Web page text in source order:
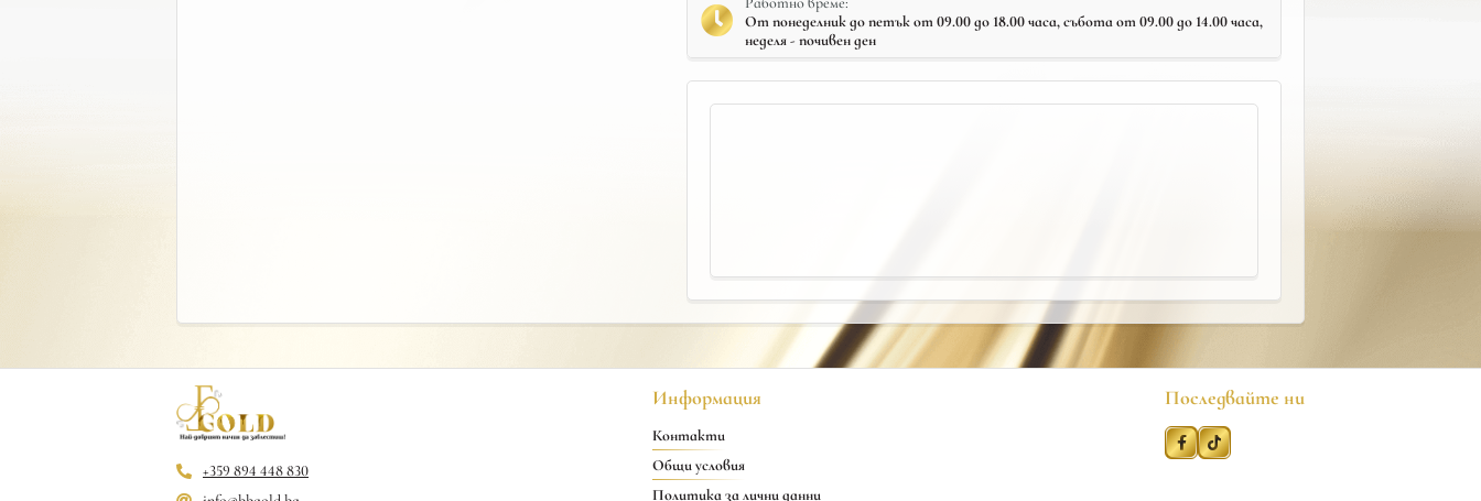
От понеделник до петък от 09.00 до 18.00 часа, събота от 09.00 до 14.00 часа,
неделя - почивен ден
+359 894 448 830
Информация
Контакти
Общи условия
Политика за лични данни
Последвайте ни